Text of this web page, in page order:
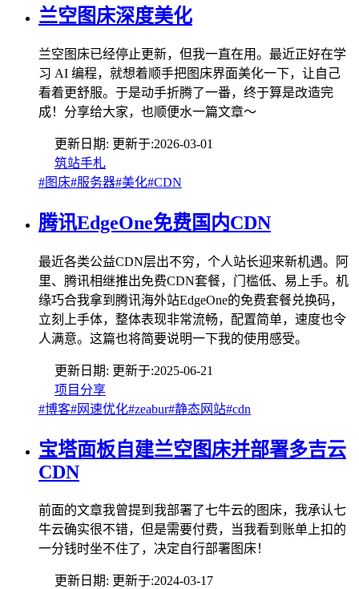
兰空图床深度美化
兰空图床已经停止更新，但我一直在用。最近正好在学
习 AI 编程，就想着顺手把图床界面美化一下，让自己
看着更舒服。于是动手折腾了一番，终于算是改造完
成！分享给大家，也顺便水一篇文章～
更新日期: 更新于:2026-03-01
筑站手札
#图床#服务器#美化#CDN
腾讯EdgeOne免费国内CDN
最近各类公益CDN层出不穷，个人站长迎来新机遇。阿
里、腾讯相继推出免费CDN套餐，门槛低、易上手。机
缘巧合我拿到腾讯海外站EdgeOne的免费套餐兑换码，
立刻上手体，整体表现非常流畅，配置简单，速度也令
人满意。这篇也将简要说明一下我的使用感受。
更新日期: 更新于:2025-06-21
项目分享
#博客#网速优化#zeabur#静态网站#cdn
宝塔面板自建兰空图床并部署多吉云
CDN
前面的文章我曾提到我部署了七牛云的图床，我承认七
牛云确实很不错，但是需要付费，当我看到账单上扣的
一分钱时坐不住了，决定自行部署图床！
更新日期: 更新于:2024-03-17